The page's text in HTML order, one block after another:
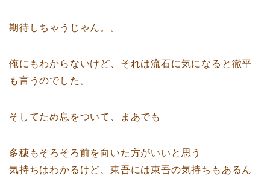
期待しちゃうじゃん。。
俺にもわからないけど、それは流石に気になると徹平
も言うのでした。
そしてため息をついて、まあでも
多穂もそろそろ前を向いた方がいいと思う
気持ちはわかるけど、東吾には東吾の気持ちもあるん